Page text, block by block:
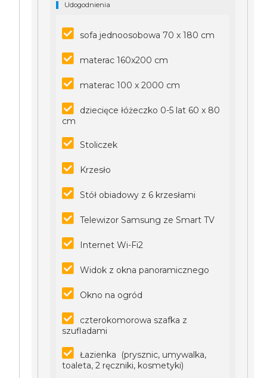
Udogodnienia
sofa jednoosobowa 70 x 180 cm
materac 160x200 cm
materac 100 x 2000 cm
dziecięce łóżeczko 0-5 lat 60 x 80
cm
Stoliczek
Krzesło
Stół obiadowy z 6 krzesłami
Telewizor Samsung ze Smart TV
Internet Wi-Fi2
Widok z okna panoramicznego
Okno na ogród
czterokomorowa szafka z
szufladami
Łazienka (prysznic, umywalka,
toaleta, 2 ręczniki, kosmetyki)